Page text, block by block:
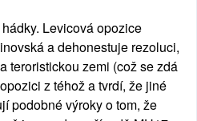
Levicová opozice
a dehonestuje rezoluci,
teroristickou zemi (což se zdá
z téhož a tvrdí, že jiné
podobné výroky o tom, že